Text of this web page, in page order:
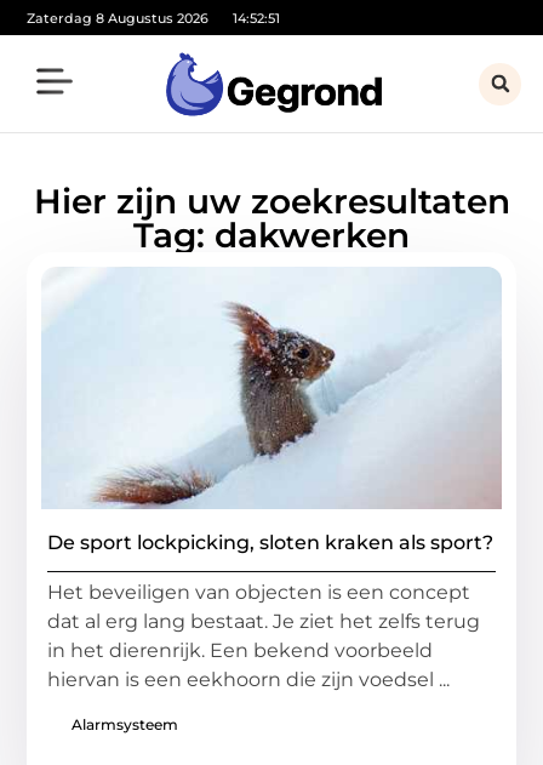
Zaterdag 8 Augustus 2026 14:52:51
Hier zijn uw zoekresultaten
Tag: dakwerken
De sport lockpicking, sloten kraken als sport?
Het beveiligen van objecten is een concept
dat al erg lang bestaat. Je ziet het zelfs terug
in het dierenrijk. Een bekend voorbeeld
hiervan is een eekhoorn die zijn voedsel ...
Alarmsysteem